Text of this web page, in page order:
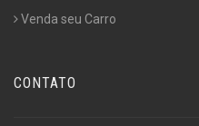
Venda seu Carro
CONTATO